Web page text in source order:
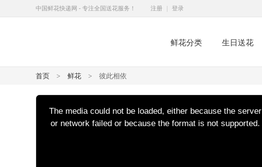
中国鲜花快递网 - 专注全国送花服务！ 注册 登录
鲜花分类 生日送花
首页 > 鲜花 > 彼此相依
This
modal
window.
The media could not be loaded, either because the server
or network failed or because the format is not supported.